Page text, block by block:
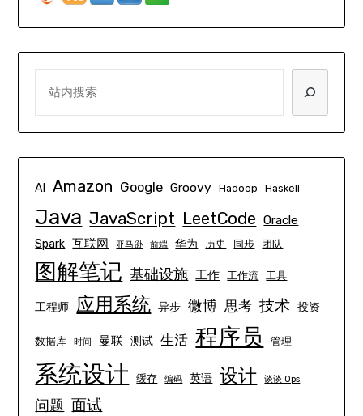
AI Amazon Google Groovy Hadoop Haskell
Java JavaScript LeetCode Oracle
Spark 互联网 亚马逊 前端 华为 历史 同步 团队
图解笔记 基础设施 工作 工作流 工具
工程师 应用系统 异步 微博 思考 技术 投资
数据库 时间 曼联 测试 生活 程序员 管理
系统设计 缓存 编码 英语 设计 谈谈 Ops
问题 面试